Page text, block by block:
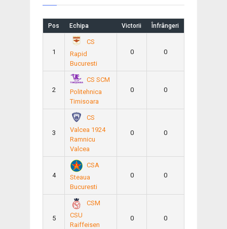
Pos Echipa Victorii Înfrângeri
1
CS
Rapid
Bucuresti
0 0
2
CS SCM
Politehnica
Timisoara
0 0
3
CS
Valcea 1924
Ramnicu
Valcea
0 0
4
CSA
Steaua
Bucuresti
0 0
5
CSM
CSU
Raiffeisen
0 0